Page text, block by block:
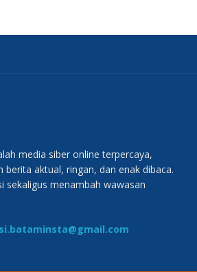
media siber online terpercaya,
berita aktual, ringan, dan enak dibaca.
sekaligus menambah wawasan